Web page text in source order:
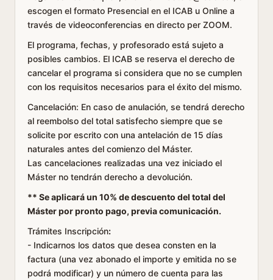
escogen el formato Presencial en el ICAB u Online a
través de videoconferencias en directo per ZOOM.
El programa, fechas, y profesorado está sujeto a
posibles cambios. El ICAB se reserva el derecho de
cancelar el programa si considera que no se cumplen
con los requisitos necesarios para el éxito del mismo.
Cancelación: En caso de anulación, se tendrá derecho
al reembolso del total satisfecho siempre que se
solicite por escrito con una antelación de 15 días
naturales antes del comienzo del Máster.
Las cancelaciones realizadas una vez iniciado el
Máster no tendrán derecho a devolución.
** Se aplicará un 10% de descuento del total del
Máster por pronto pago, previa comunicación.
Trámites Inscripción:
- Indicarnos los datos que desea consten en la
factura (una vez abonado el importe y emitida no se
podrá modificar) y un número de cuenta para las